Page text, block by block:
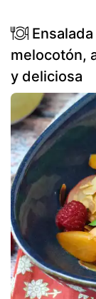
melocotón,
y deliciosa